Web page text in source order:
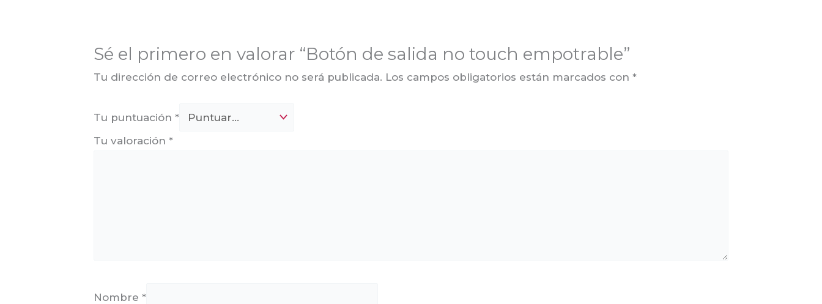
Sé el primero en valorar “Botón de salida no touch empotrable”
Tu dirección de correo electrónico no será publicada. Los campos obligatorios están marcados con *
Tu puntuación *
Tu valoración *
Nombre *